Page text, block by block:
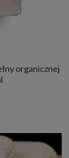
organicznej